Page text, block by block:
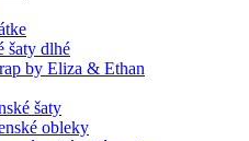
šaty dlhé
by Eliza & Ethan
šaty
obleky